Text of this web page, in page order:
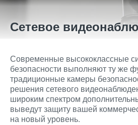
Сетевое
Современные высококлассные
безопасности выполняют ту же
традиционные камеры
решения сетевого
широким спектром
выведут защиту вашей
на новый уровень.